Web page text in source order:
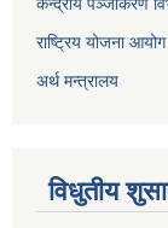
केन्द्रीय पञ्जीकरण
राष्ट्रिय योजना आयोग
अर्थ मन्त्रालय
विधुतीय